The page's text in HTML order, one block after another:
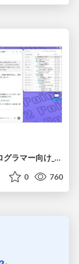
20260608_Codexの可能性_ノンプログラマー向け_大城追記
0 760